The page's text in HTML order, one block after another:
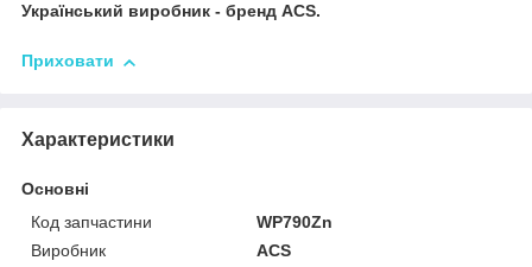
Український виробник - бренд ACS.
Приховати
Характеристики
Основні
Код запчастини
WP790Zn
Виробник
ACS